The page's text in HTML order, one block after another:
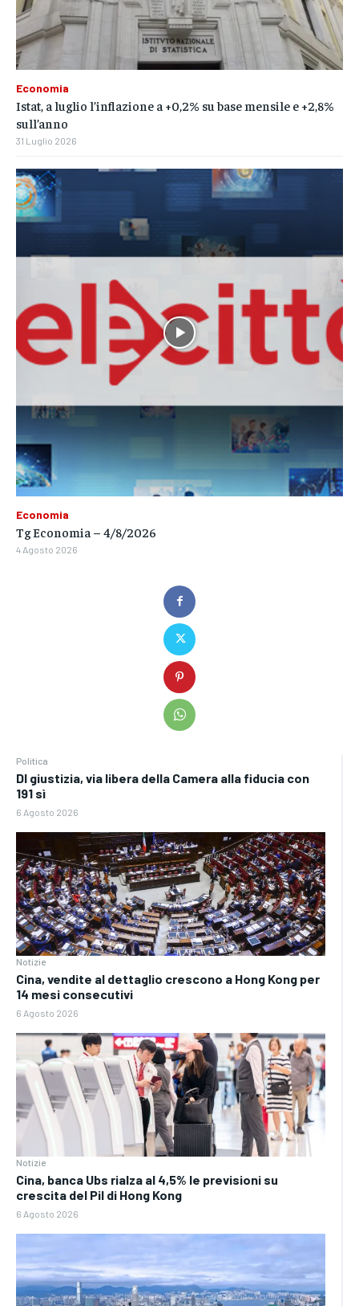
Politica
Dl giustizia, via libera della Camera alla fiducia con
191 sì
6 Agosto 2026
Notizie
Cina, vendite al dettaglio crescono a Hong Kong per
14 mesi consecutivi
6 Agosto 2026
Notizie
Cina, banca Ubs rialza al 4,5% le previsioni su
crescita del Pil di Hong Kong
6 Agosto 2026
Economia
Istat, a luglio l’inflazione a +0,2% su base mensile e +2,8%
sull’anno
31 Luglio 2026
Economia
Tg Economia – 4/8/2026
4 Agosto 2026